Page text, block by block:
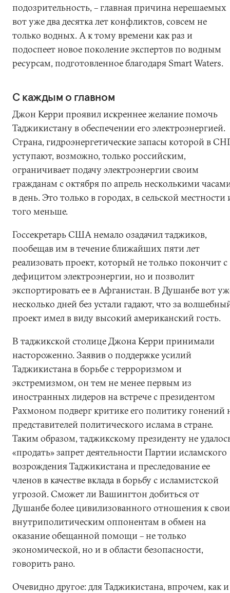
подозрительность, – главная причина нерешаемых
вот уже два десятка лет конфликтов, совсем не
только водных. А к тому времени как раз и
подоспеет новое поколение экспертов по водным
ресурсам, подготовленное благодаря Smart Waters.
С каждым о главном
Джон Керри проявил искреннее желание помочь
Таджикистану в обеспечении его электроэнергией.
Страна, гидроэнергетические запасы которой в
уступают, возможно, только российским,
ограничивает подачу электроэнергии своим
гражданам с октября по апрель несколькими
в день. Это только в городах, в сельской местности
того меньше.
Госсекретарь США немало озадачил таджиков,
пообещав им в течение ближайших пяти лет
реализовать проект, который не только покончит с
дефицитом электроэнергии, но и позволит
экспортировать ее в Афганистан. В Душанбе вот
несколько дней без устали гадают, что за
проект имел в виду высокий американский гость.
В таджикской столице Джона Керри принимали
настороженно. Заявив о поддержке усилий
Таджикистана в борьбе с терроризмом и
экстремизмом, он тем не менее первым из
иностранных лидеров на встрече с президентом
Рахмоном подверг критике его политику гонений
представителей политического ислама в стране.
Таким образом, таджикскому президенту не
«продать» запрет деятельности Партии исламского
возрождения Таджикистана и преследование ее
членов в качестве вклада в борьбу с исламистской
угрозой. Сможет ли Вашингтон добиться от
Душанбе более цивилизованного отношения к
внутриполитическим оппонентам в обмен на
оказание обещанной помощи – не только
экономической, но и в области безопасности,
говорить рано.
Очевидно другое: для Таджикистана, впрочем, как и